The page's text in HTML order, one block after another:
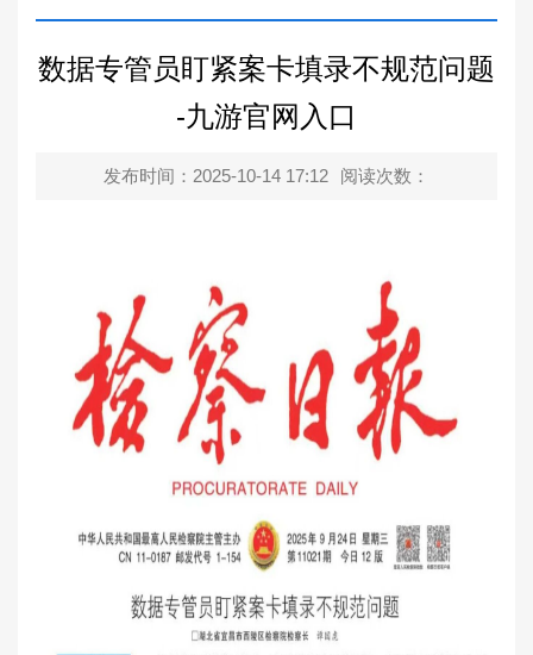
数据专管员盯紧案卡填录不规范问题
-九游官网入口
发布时间：2025-10-14 17:12 阅读次数：